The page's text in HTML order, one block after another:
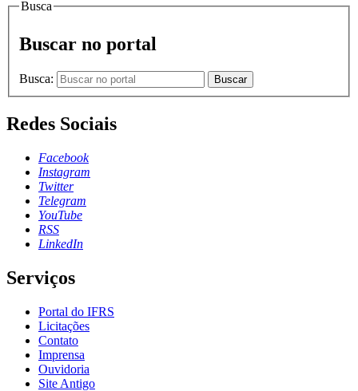
Busca
Buscar no portal
Busca: Buscar
Redes Sociais
Facebook
Instagram
Twitter
Telegram
YouTube
RSS
LinkedIn
Serviços
Portal do IFRS
Licitações
Contato
Imprensa
Ouvidoria
Site Antigo